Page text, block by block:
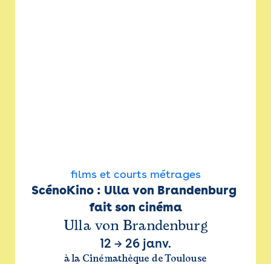
films et courts métrages
ScénoKino : Ulla von Brandenburg
fait son cinéma
Ulla von Brandenburg
12 → 26 janv.
à la Cinémathèque de Toulouse